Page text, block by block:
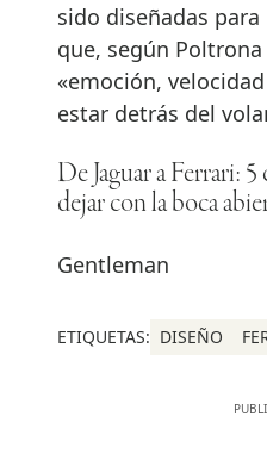
sido diseñadas
que, según
«emoción,
estar detrás del
De Jaguar a Ferrari:
dejar con la boca
Gentleman
ETIQUETAS: DISEÑO